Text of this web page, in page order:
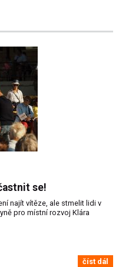
se!
najít vítěze, ale stmelit lidi v
pro místní rozvoj Klára
číst dál